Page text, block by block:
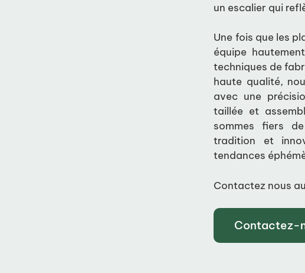
un escalier qui
Une fois que les
équipe
techniques de
haute qualité,
avec une
taillée et
sommes fiers
tradition et
tendances
Contactez nous
Contactez-